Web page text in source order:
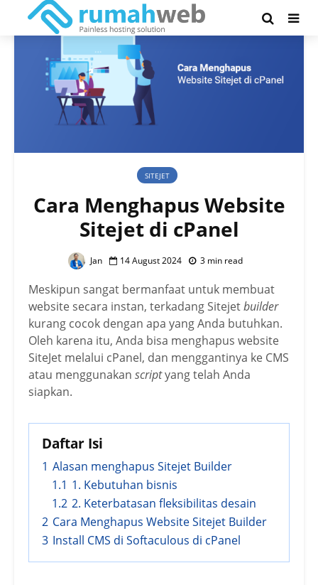
SITEJET
Cara Menghapus Website
Sitejet di cPanel
Jan 14 August 2024 3 min read
Meskipun sangat bermanfaat untuk membuat
website secara instan, terkadang Sitejetbuilder
kurang cocok dengan apa yang Anda butuhkan.
Oleh karena itu, Anda bisa menghapus website
SiteJet melalui cPanel, dan menggantinya ke CMS
atau menggunakan scriptyang telah Anda
siapkan.
Daftar Isi
1 Alasan menghapus Sitejet Builder
1.1 1. Kebutuhan bisnis
1.2 2. Keterbatasan fleksibilitas desain
2 Cara Menghapus Website Sitejet Builder
3 Install CMS di Softaculous di cPanel